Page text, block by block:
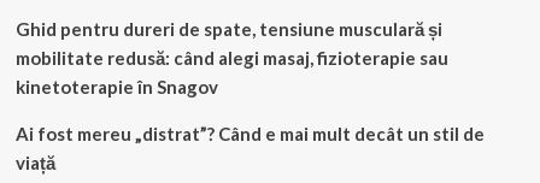
Ghid pentru dureri de spate, tensiune musculară și
mobilitate redusă: când alegi masaj, fizioterapie sau
kinetoterapie în Snagov
Ai fost mereu „distrat”? Când e mai mult decât un stil de
viață